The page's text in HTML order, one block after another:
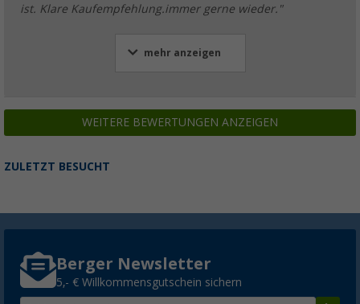
ist. Klare Kaufempfehlung.immer gerne wieder."
mehr anzeigen
WEITERE BEWERTUNGEN ANZEIGEN
ZULETZT BESUCHT
Berger Newsletter
5,- € Willkommensgutschein sichern